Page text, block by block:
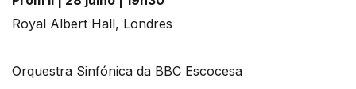
Royal Albert Hall, Londres
Orquestra Sinfónica da BBC Escocesa